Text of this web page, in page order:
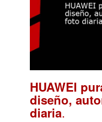
HUAWEI
diseño,
diaria.